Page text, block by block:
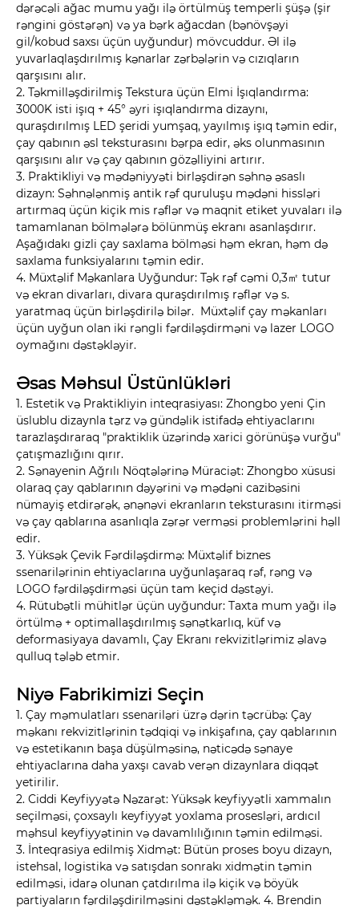
dərəcəli ağac mumu yağı ilə örtülmüş temperli şüşə (şir
rəngini göstərən) və ya bərk ağacdan (bənövşəyi
gil/kobud saxsı üçün uyğundur) mövcuddur. Əl ilə
yuvarlaqlaşdırılmış kənarlar zərbələrin və cızıqların
qarşısını alır.
2. Təkmilləşdirilmiş Tekstura üçün Elmi İşıqlandırma:
3000K isti işıq + 45° əyri işıqlandırma dizaynı,
quraşdırılmış LED şeridi yumşaq, yayılmış işıq təmin edir,
çay qabının əsl teksturasını bərpa edir, əks olunmasının
qarşısını alır və çay qabının gözəlliyini artırır.
3. Praktikliyi və mədəniyyəti birləşdirən səhnə əsaslı
dizayn: Səhnələnmiş antik rəf quruluşu mədəni hissləri
artırmaq üçün kiçik mis rəflər və maqnit etiket yuvaları ilə
tamamlanan bölmələrə bölünmüş ekranı asanlaşdırır.
Aşağıdakı gizli çay saxlama bölməsi həm ekran, həm də
saxlama funksiyalarını təmin edir.
4. Müxtəlif Məkanlara Uyğundur: Tək rəf cəmi 0,3㎡ tutur
və ekran divarları, divara quraşdırılmış rəflər və s.
yaratmaq üçün birləşdirilə bilər. Müxtəlif çay məkanları
üçün uyğun olan iki rəngli fərdiləşdirməni və lazer LOGO
oymağını dəstəkləyir.
Əsas Məhsul Üstünlükləri
1. Estetik və Praktikliyin inteqrasiyası: Zhongbo yeni Çin
üslublu dizaynla tərz və gündəlik istifadə ehtiyaclarını
tarazlaşdıraraq "praktiklik üzərində xarici görünüşə vurğu"
çatışmazlığını qırır.
2. Sənayenin Ağrılı Nöqtələrinə Müraciət: Zhongbo xüsusi
olaraq çay qablarının dəyərini və mədəni cazibəsini
nümayiş etdirərək, ənənəvi ekranların teksturasını itirməsi
və çay qablarına asanlıqla zərər verməsi problemlərini həll
edir.
3. Yüksək Çevik Fərdiləşdirmə: Müxtəlif biznes
ssenarilərinin ehtiyaclarına uyğunlaşaraq rəf, rəng və
LOGO fərdiləşdirməsi üçün tam keçid dəstəyi.
4. Rütubətli mühitlər üçün uyğundur: Taxta mum yağı ilə
örtülmə + optimallaşdırılmış sənətkarlıq, küf və
deformasiyaya davamlı, Çay Ekranı rekvizitlərimiz əlavə
qulluq tələb etmir.
Niyə Fabrikimizi Seçin
1. Çay məmulatları ssenariləri üzrə dərin təcrübə: Çay
məkanı rekvizitlərinin tədqiqi və inkişafına, çay qablarının
və estetikanın başa düşülməsinə, nəticədə sənaye
ehtiyaclarına daha yaxşı cavab verən dizaynlara diqqət
yetirilir.
2. Ciddi Keyfiyyətə Nəzarət: Yüksək keyfiyyətli xammalın
seçilməsi, çoxsaylı keyfiyyət yoxlama prosesləri, ardıcıl
məhsul keyfiyyətinin və davamlılığının təmin edilməsi.
3. İnteqrasiya edilmiş Xidmət: Bütün proses boyu dizayn,
istehsal, logistika və satışdan sonrakı xidmətin təmin
edilməsi, idarə olunan çatdırılma ilə kiçik və böyük
partiyaların fərdiləşdirilməsini dəstəkləmək. 4. Brendin